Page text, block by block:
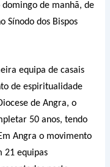
de manhã, de
Sínodo dos Bispos
equipa de casais
de espiritualidade
de Angra, o
50 anos, tendo
Angra o movimento
21 equipas